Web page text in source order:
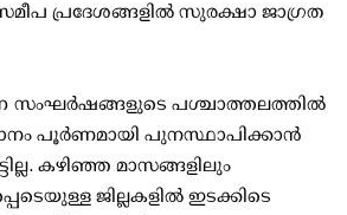
പ്രദേശങ്ങളില്‍ സുരക്ഷാ ജാഗ്രത
സംഘര്‍ഷങ്ങളുടെ പശ്ചാത്തലത്തില്‍
പൂര്‍ണമായി പുനസ്ഥാപിക്കാന്‍
കഴിഞ്ഞ മാസങ്ങളിലും
ജില്ലകളില്‍ ഇടക്കിടെ